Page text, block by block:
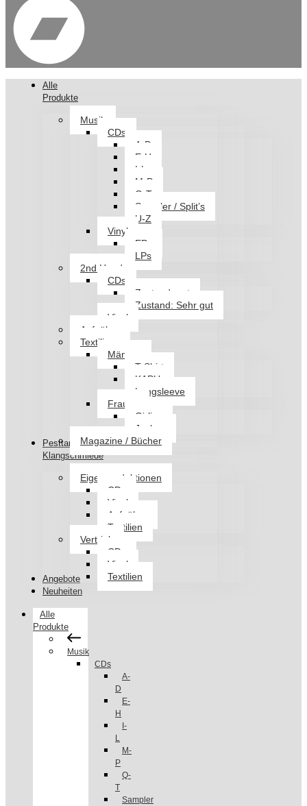
Alle
Produkte
Musik
CDs
A-D
E-H
I-L
M-P
Q-T
Sampler / Split’s
U-Z
Vinyl
EPs
LPs
2nd Hand
CDs
Zustand: gut
Zustand: Sehr gut
Vinyl
Aufnäher
Textilien
Männer
T-Shirt
KAPU
Longsleeve
Frauen
Girlies
Jacken
Magazine / Bücher
Pesttanz
Klangschmiede
Eigenproduktionen
CDs
Vinyl
Aufnäher
Textilien
Vertrieb
CDs
Vinyl
Textilien
Angebote
Neuheiten
Alle
Produkte
Musik
CDs
A-
D
E-
H
I-
L
M-
P
Q-
T
Sampler